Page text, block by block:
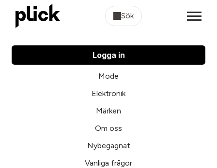
Sök
Logga in
Mode
Elektronik
Märken
Om oss
Nybegagnat
Vanliga frågor